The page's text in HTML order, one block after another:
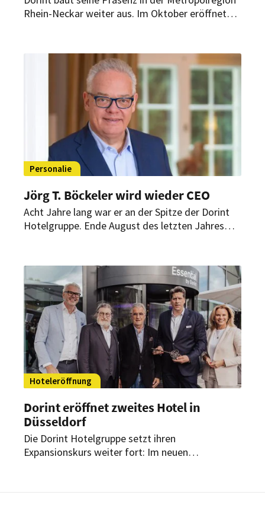
Rhein-Neckar weiter aus. Im Oktober eröffnet
Gastronomie und speziellen Arrangements in
Kooperation mit der Palazzo-Dinnershow.
Personalie
Jörg T. Böckeler wird wieder CEO
Acht Jahre lang war er an der Spitze der Dorint
Hotelgruppe. Ende August des letzten Jahres
– wieder auf Führungsebene.
Hoteleröffnung
Dorint eröffnet zweites Hotel in
Düsseldorf
Die Dorint Hotelgruppe setzt ihren
Expansionskurs weiter fort: Im neuen